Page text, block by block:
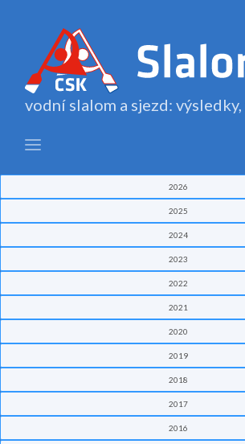
vodní slalom a sjezd:
2026
2025
2024
2023
2022
2021
2020
2019
2018
2017
2016